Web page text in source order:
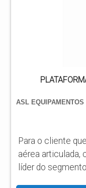
PLATAFORMAS
articulada
GTBZ27;
Plataforma
ASL
Para o cliente
aérea articulada,
líder do